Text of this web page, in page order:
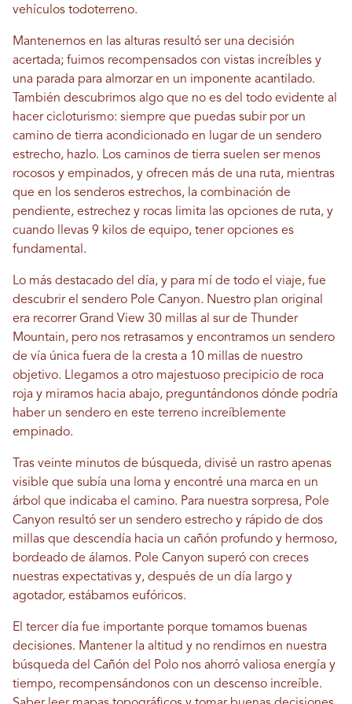
vehículos todoterreno.
Mantenernos en las alturas resultó ser una decisión
acertada; fuimos recompensados ​​con vistas increíbles y
una parada para almorzar en un imponente acantilado.
También descubrimos algo que no es del todo evidente al
hacer cicloturismo: siempre que puedas subir por un
camino de tierra acondicionado en lugar de un sendero
estrecho, hazlo. Los caminos de tierra suelen ser menos
rocosos y empinados, y ofrecen más de una ruta, mientras
que en los senderos estrechos, la combinación de
pendiente, estrechez y rocas limita las opciones de ruta, y
cuando llevas 9 kilos de equipo, tener opciones es
fundamental.
Lo más destacado del día, y para mí de todo el viaje, fue
descubrir el sendero Pole Canyon. Nuestro plan original
era recorrer Grand View 30 millas al sur de Thunder
Mountain, pero nos retrasamos y encontramos un sendero
de vía única fuera de la cresta a 10 millas de nuestro
objetivo. Llegamos a otro majestuoso precipicio de roca
roja y miramos hacia abajo, preguntándonos dónde podría
haber un sendero en este terreno increíblemente
empinado.
Tras veinte minutos de búsqueda, divisé un rastro apenas
visible que subía una loma y encontré una marca en un
árbol que indicaba el camino. Para nuestra sorpresa, Pole
Canyon resultó ser un sendero estrecho y rápido de dos
millas que descendía hacia un cañón profundo y hermoso,
bordeado de álamos. Pole Canyon superó con creces
nuestras expectativas y, después de un día largo y
agotador, estábamos eufóricos.
El tercer día fue importante porque tomamos buenas
decisiones. Mantener la altitud y no rendirnos en nuestra
búsqueda del Cañón del Polo nos ahorró valiosa energía y
tiempo, recompensándonos con un descenso increíble.